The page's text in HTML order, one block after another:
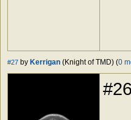
#27 by Kerrigan (Knight of TMD) (0